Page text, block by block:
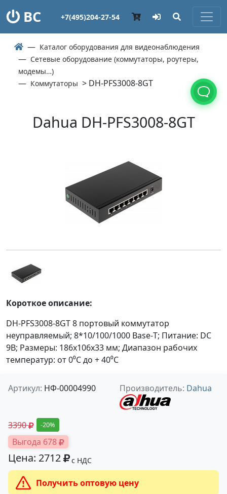
ВС +7(495)204-27-54
Каталог оборудования для видеонаблюдения
Сетевые оборудование (коммутаторы, роутеры,
модемы…)
Коммутаторы > DH-PFS3008-8GT
Dahua DH-PFS3008-8GT
Короткое описание:
DH-PFS3008-8GT 8 портовый коммутатор
неуправляемый; 8*10/100/1000 Base-Т; Питание: DC
9В; Размеры: 186х106х33 мм; Диапазон рабочих
температур: от 0⁰С до + 40⁰С
Артикул: НФ-00004990 Производитель: Dahua
3390 -20%
Выгода 678
Цена: 2712 с НДС
Получить оптовую цену